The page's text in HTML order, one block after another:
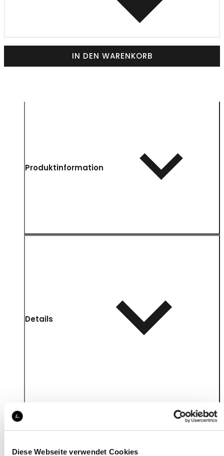
Diese Webseite verwendet Cookies
IN DEN WARENKORB
Produktinformation
Details